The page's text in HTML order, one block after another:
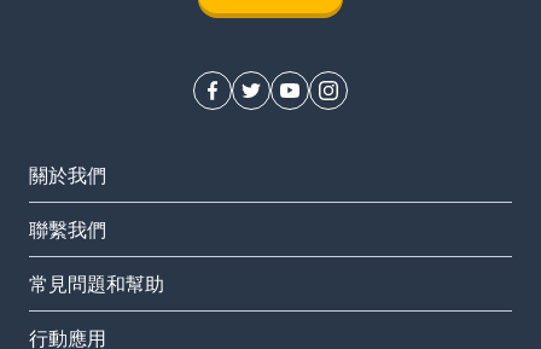
關於我們
聯繫我們
常見問題和幫助
行動應用